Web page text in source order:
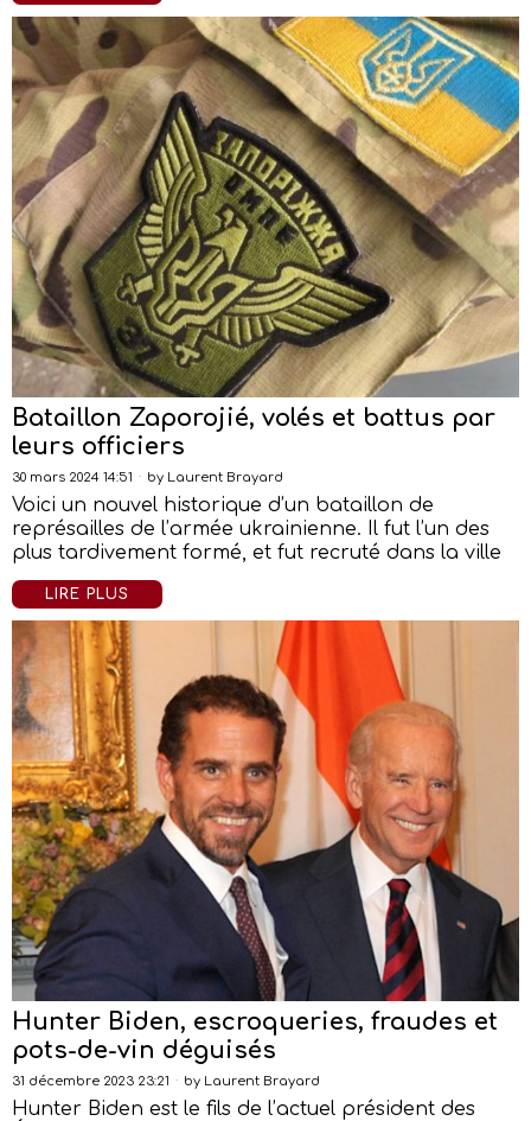
Bataillon Zaporojié, volés et battus par
leurs officiers
30 mars 2024 14:51 by Laurent Brayard
Voici un nouvel historique d’un bataillon de
représailles de l’armée ukrainienne. Il fut l’un des
plus tardivement formé, et fut recruté dans la ville
LIRE PLUS
Hunter Biden, escroqueries, fraudes et
pots-de-vin déguisés
31 décembre 2023 23:21 by Laurent Brayard
Hunter Biden est le fils de l’actuel président des